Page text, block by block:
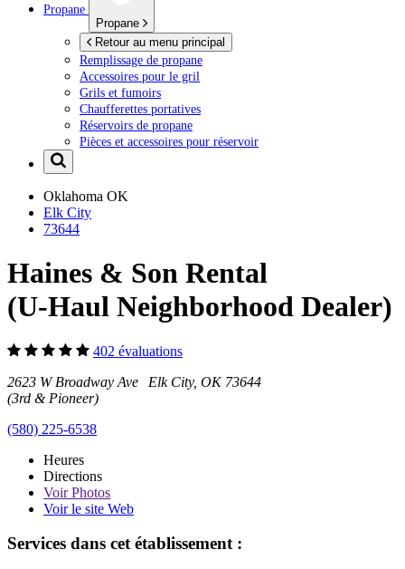
Propane
Propane
Retour au menu principal
Remplissage de propane
Accessoires pour le gril
Grils et fumoirs
Chaufferettes portatives
Réservoirs de propane
Pièces et accessoires pour réservoir
Oklahoma OK
Elk City
73644
Haines & Son Rental
(U-Haul Neighborhood Dealer)
402 évaluations
2623 W Broadway Ave Elk City, OK 73644
(3rd & Pioneer)
(580) 225-6538
Heures
Directions
VoirPhotos
Voir le site Web
Services dans cet établissement :